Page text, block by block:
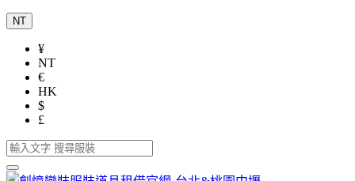
NT
¥
NT
€
HK
$
£